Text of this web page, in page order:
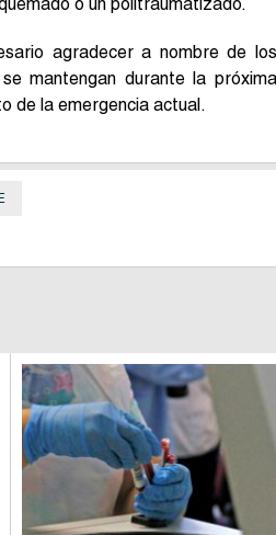
agradecer a nombre de los
mantengan durante la próxima
de la emergencia actual.